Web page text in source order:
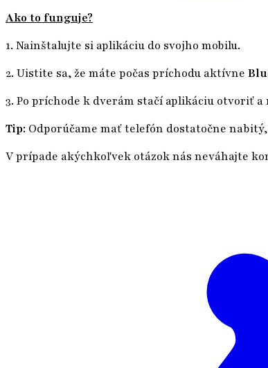
Ako to funguje?
1. Nainštalujte si aplikáciu do svojho mobilu.
2. Uistite sa, že máte počas príchodu aktívne
3. Po príchode k dverám stačí aplikáciu otvoriť
Tip: Odporúčame mať telefón dostatočne
V prípade akýchkoľvek otázok nás neváhajte